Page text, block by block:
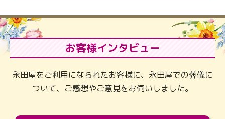
お客様インタビュー
永田屋をご利用になられたお客様に、永田屋での葬儀に
ついて、ご感想やご意見をお伺いしました。